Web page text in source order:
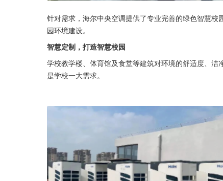
针对需求，海尔中央空调提供了专业完善的绿色智慧
园环境建设。
智慧定制，打造智慧校园
学校教学楼、体育馆及食堂等建筑对环境的舒适度、洁
是学校一大需求。